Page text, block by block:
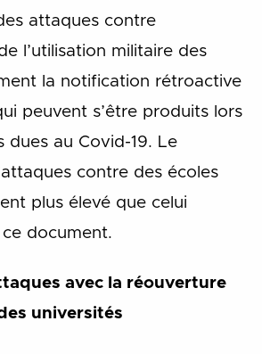
attaques contre
l’utilisation militaire des
la notification rétroactive
peuvent s’être produits lors
dues au Covid-19. Le
contre des écoles
plus élevé que celui
document.
avec la réouverture
universités